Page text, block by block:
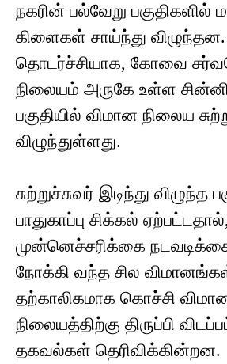
நகரின் பல்வேறு பகுதிகளில்
கிளைகள் சாய்ந்து
தொடர்ச்சியாக, கோவை
நிலையம் அருகே உள்ள
பகுதியில் விமான நிலைய
விழுந்துள்ளது.
சுற்றுச்சுவர் இடிந்து விழுந்த
பாதுகாப்பு சிக்கல் ஏற்பட்டதால்,
முன்னெச்சரிக்கை
நோக்கி வந்த சில
தற்காலிகமாக கொச்சி
நிலையத்திற்கு திருப்பி
தகவல்கள் தெரிவிக்கின்றன.